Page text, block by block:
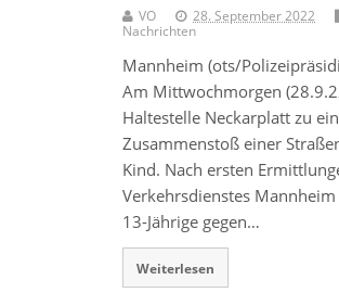
VO 28. September 2022
Nachrichten
Mannheim (ots/
Am Mittwochmorgen
Haltestelle Neckarplatt zu
Zusammenstoß einer
Kind. Nach ersten
Verkehrsdienstes
13-Jährige gegen…
Weiterlesen